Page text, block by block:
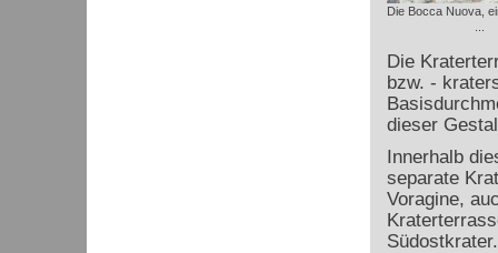
Die Bocca Nuova,
Die
bzw. -
dieser
Innerhalb
separate
Voragine,
Südostkrater.